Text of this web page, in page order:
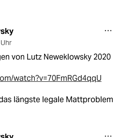
von Lutz Neweklowsky 2020
watch?v=70FmRGd4qqU
längste legale Mattproblem